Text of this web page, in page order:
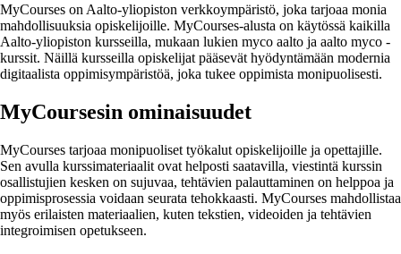
MyCourses on Aalto-yliopiston verkkoympäristö, joka tarjoaa monia
mahdollisuuksia opiskelijoille. MyCourses-alusta on käytössä kaikilla
Aalto-yliopiston kursseilla, mukaan lukien myco aalto ja aalto myco -
kurssit. Näillä kursseilla opiskelijat pääsevät hyödyntämään modernia
digitaalista oppimisympäristöä, joka tukee oppimista monipuolisesti.
MyCoursesin ominaisuudet
MyCourses tarjoaa monipuoliset työkalut opiskelijoille ja opettajille.
Sen avulla kurssimateriaalit ovat helposti saatavilla, viestintä kurssin
osallistujien kesken on sujuvaa, tehtävien palauttaminen on helppoa ja
oppimisprosessia voidaan seurata tehokkaasti. MyCourses mahdollistaa
myös erilaisten materiaalien, kuten tekstien, videoiden ja tehtävien
integroimisen opetukseen.